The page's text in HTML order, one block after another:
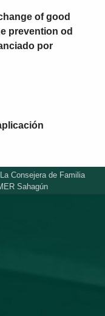
of good
prevention od
por
La Consejera de Familia
Sahagún